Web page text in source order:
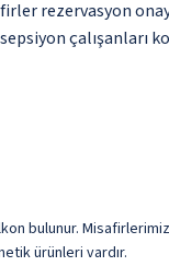
rezervasyon
çalışanları
bulunur.
ürünleri vardır.